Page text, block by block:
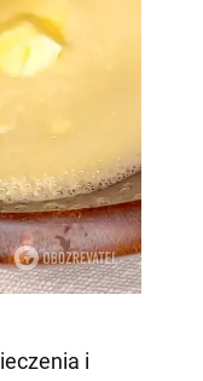
i